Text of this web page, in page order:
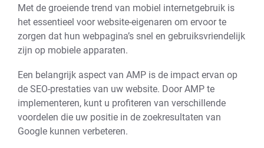
Met de groeiende trend van mobiel internetgebruik is
het essentieel voor website-eigenaren om ervoor te
zorgen dat hun webpagina’s snel en gebruiksvriendelijk
zijn op mobiele apparaten.
Een belangrijk aspect van AMP is de impact ervan op
de SEO-prestaties van uw website. Door AMP te
implementeren, kunt u profiteren van verschillende
voordelen die uw positie in de zoekresultaten van
Google kunnen verbeteren.